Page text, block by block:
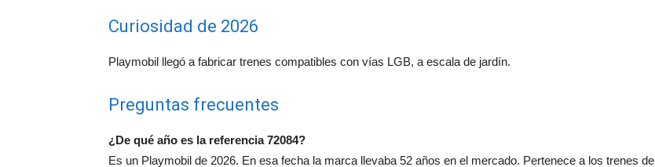
Curiosidad de 2026
Playmobil llegó a fabricar trenes compatibles con vías LGB, a escala de jardín.
Preguntas frecuentes
¿De qué año es la referencia 72084?
Es un Playmobil de 2026. En esa fecha la marca llevaba 52 años en el mercado. Pertenece a los trenes de